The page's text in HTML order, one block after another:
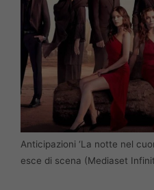
Anticipazioni ‘La notte nel
esce di scena (Mediaset